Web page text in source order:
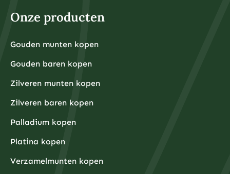
Onze producten
Gouden munten kopen
Gouden baren kopen
Zilveren munten kopen
Zilveren baren kopen
Palladium kopen
Platina kopen
Verzamelmunten kopen